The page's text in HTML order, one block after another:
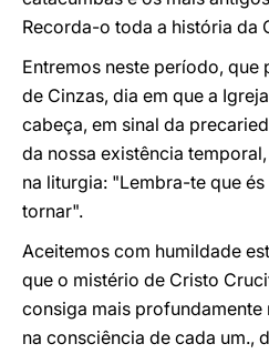
Recorda-o toda a história da
Entremos neste período, que
de Cinzas, dia em que a
cabeça, em sinal da
da nossa existência
na liturgia: "Lembra-te que
tornar".
Aceitemos com humildade
que o mistério de Cristo
consiga mais
na consciência de cada um.,